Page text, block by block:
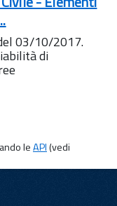
03/10/2017.
di
leAPI(vedi